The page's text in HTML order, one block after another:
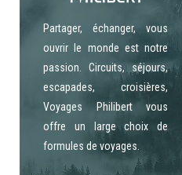
Partager, échanger, vous
ouvrir le monde est notre
passion. Circuits, séjours,
escapades, croisières,
Voyages Philibert vous
offre un large choix de
formules de voyages.